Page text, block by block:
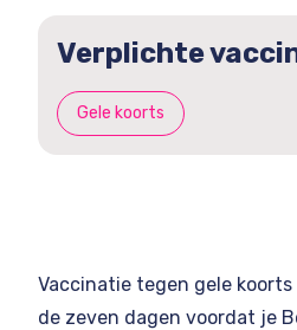
Verplichte
Gele koorts
Vaccinatie tegen gele
de zeven dagen voordat je